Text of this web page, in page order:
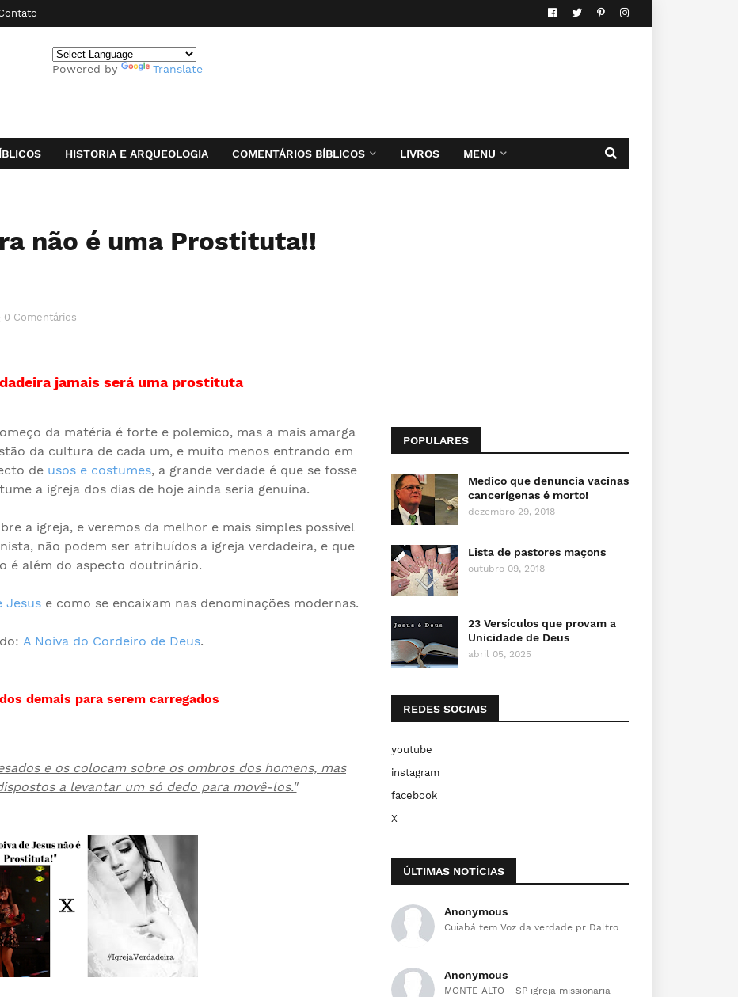
Powered by Translate
HISTORIA E ARQUEOLOGIA COMENTÁRIOS BÍBLICOS LIVROS MENU
não é uma Prostituta!!
0 Comentários
jamais será uma prostituta
da matéria é forte e polemico, mas a mais amarga
da cultura de cada um, e muito menos entrando em
de usos e costumes, a grande verdade é que se fosse
a igreja dos dias de hoje ainda seria genuína.
a igreja, e veremos da melhor e mais simples possível
não podem ser atribuídos a igreja verdadeira, e que
é além do aspecto doutrinário.
Jesuse como se encaixam nas denominações modernas.
A Noiva do Cordeiro de Deus.
demais para serem carregados
e os colocam sobre os ombros dos homens, mas
a levantar um só dedo para movê-los."
POPULARES
Medico que denuncia vacinas
cancerígenas é morto!
dezembro 29, 2018
Lista de pastores maçons
outubro 09, 2018
23 Versículos que provam a
Unicidade de Deus
abril 05, 2025
REDES SOCIAIS
youtube
instagram
facebook
X
ÚLTIMAS NOTÍCIAS
Anonymous
Cuiabá tem Voz da verdade pr Daltro
Anonymous
MONTE ALTO - SP igreja missionaria